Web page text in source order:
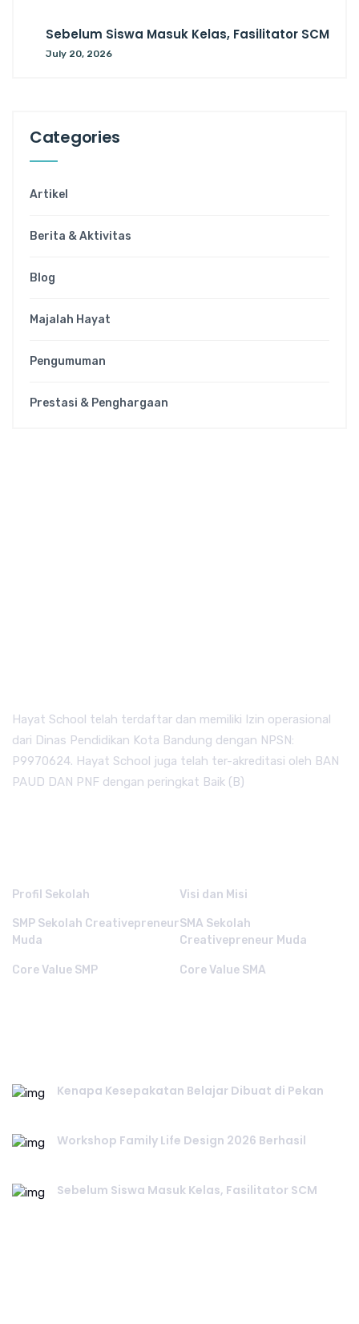
Sebelum Siswa Masuk Kelas, Fasilitator SCM
July 20, 2026
Categories
Artikel
Berita & Aktivitas
Blog
Majalah Hayat
Pengumuman
Prestasi & Penghargaan
Hayat School telah terdaftar dan memiliki Izin operasional
dari Dinas Pendidikan Kota Bandung dengan NPSN:
P9970624. Hayat School juga telah ter-akreditasi oleh BAN
PAUD DAN PNF dengan peringkat Baik (B)
Profil Sekolah Visi dan Misi
SMP Sekolah Creativepreneur
Muda
SMA Sekolah
Creativepreneur Muda
Core Value SMP Core Value SMA
Kenapa Kesepakatan Belajar Dibuat di Pekan
Workshop Family Life Design 2026 Berhasil
Sebelum Siswa Masuk Kelas, Fasilitator SCM